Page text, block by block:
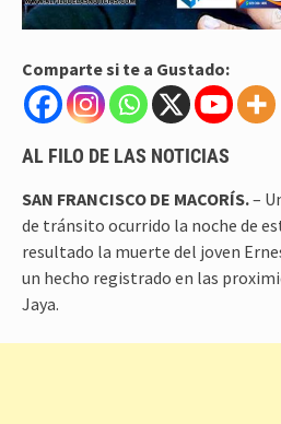
Comparte si te a Gustado:
AL FILO DE LAS NOTICIAS
SAN FRANCISCO DE MACORÍS.–
de tránsito ocurrido la noche de
resultado la muerte del joven
un hecho registrado en las
Jaya.